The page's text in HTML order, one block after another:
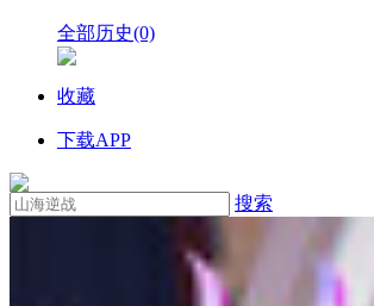
全部历史(0)
收藏
下载APP
搜索